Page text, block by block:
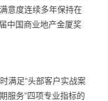
意度连续多年保持在
中国商业地产金厦奖
满足“头部客户实战案
服务”四项专业指标的